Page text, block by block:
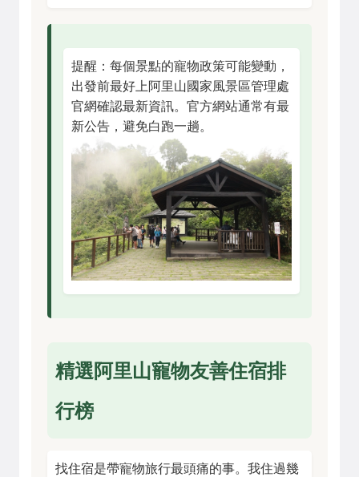
提醒：每個景點的寵物政策可能變動，
出發前最好上 阿里山國家風景區管理處
官網確認最新資訊。官方網站通常有最
新公告，避免白跑一趟。
精選阿里山寵物友善住宿排
行榜
找住宿是帶寵物旅行最頭痛的事。我住過幾